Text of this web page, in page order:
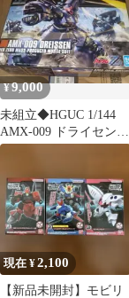
モショー2000記念 1/144
¥9,000
未組立◆HGUC 1/144
AMX-009 ドライセン
ガンプラ
現在 ¥2,100
【新品未開封】モビリ